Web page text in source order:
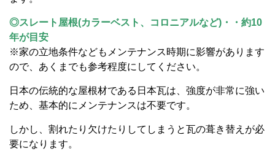
◎スレート屋根(カラーベスト、コロニアルなど)・・約10
年が目安
※家の立地条件などもメンテナンス時期に影響があります
ので、あくまでも参考程度にしてください。
日本の伝統的な屋根材である日本瓦は、強度が非常に強い
ため、基本的にメンテナンスは不要です。
しかし、割れたり欠けたりしてしまうと瓦の葺き替えが必
要になります。